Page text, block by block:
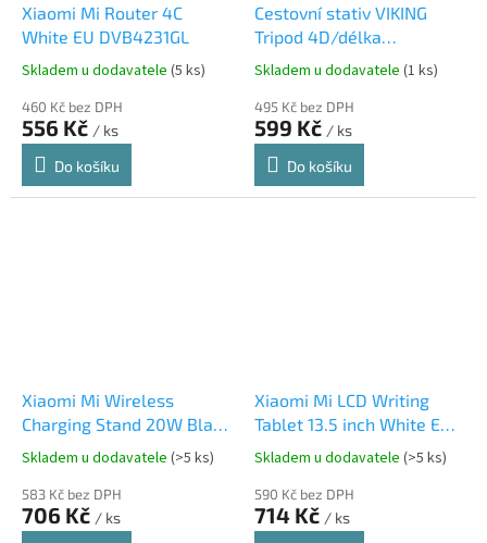
Xiaomi Mi Router 4C
White EU DVB4231GL
Skladem u dodavatele (5 ks)
460 Kč bez DPH
556 Kč / ks
Do košíku
Cestovní stativ VIKING
Tripod 4D/délka
25,5cm/pružná,odolná
2kg/upínací šroub 1/4"
Skladem u dodavatele (1 ks)
495 Kč bez DPH
599 Kč / ks
Do košíku
Xiaomi Mi Wireless
Charging Stand 20W Black
EU GDS4145GL
Skladem u dodavatele (>5 ks)
583 Kč bez DPH
706 Kč / ks
Xiaomi Mi LCD Writing
Tablet 13.5 inch White EU
BHR4245GL
Skladem u dodavatele (>5 ks)
590 Kč bez DPH
714 Kč / ks